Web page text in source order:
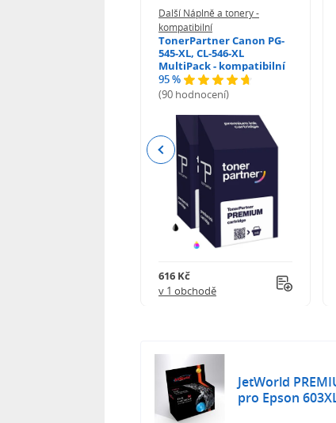
Další Náplně a tonery -
kompatibilní
TonerPartner Canon PG-
545-XL, CL-546-XL
MultiPack - kompatibilní
95 %
(90 hodnocení)
616 Kč
v 1 obchodě
Previous
JetWorld
pro Epson